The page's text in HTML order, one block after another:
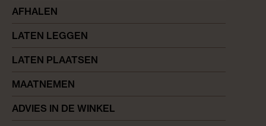
AFHALEN
LATEN LEGGEN
LATEN PLAATSEN
MAATNEMEN
ADVIES IN DE WINKEL